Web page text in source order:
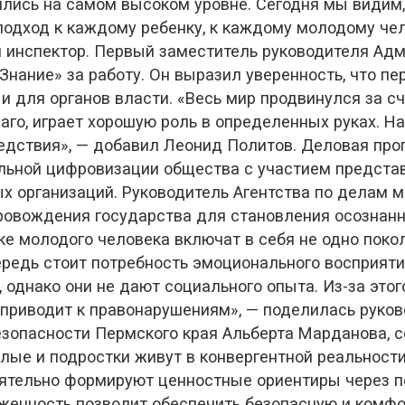
на самом высоком уровне. Сегодня мы
к каждому ребенку, к каждому молодому
Первый заместитель руководителя
за работу. Он выразил уверенность, что
для органов власти. «Весь мир продвинулся за
играет хорошую роль в определенных руках.
— добавил Леонид Политов. Деловая
цифровизации общества с участием
организаций. Руководитель Агентства по
государства для становления
молодого человека включат в себя не одно
стоит потребность эмоционального
однако они не дают социального опыта. Из-за
к правонарушениям», — поделилась
Пермского края Альберта Марданова,
и подростки живут в конвергентной
формируют ценностные ориентиры через